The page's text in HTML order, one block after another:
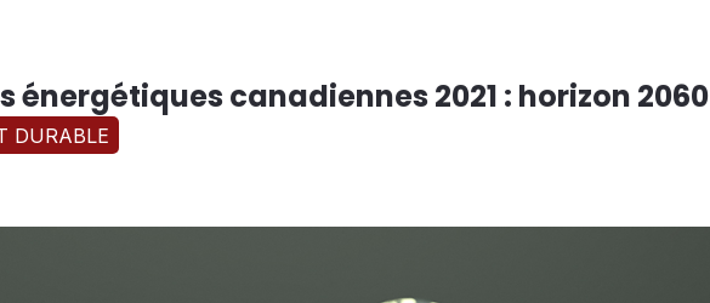
énergétiques canadiennes 2021 : horizon 2060
DURABLE